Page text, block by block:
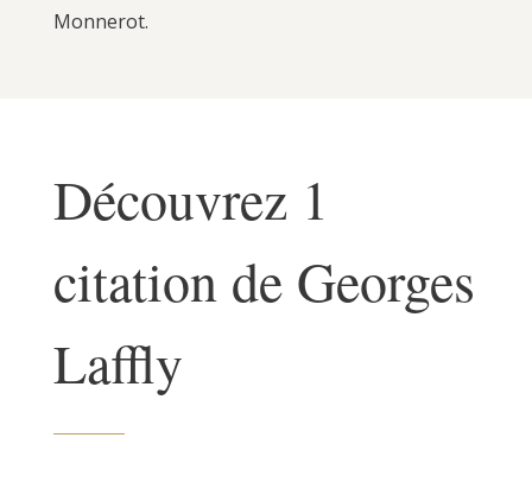
Monnerot.
Découvrez 1
citation de Georges
Laffly